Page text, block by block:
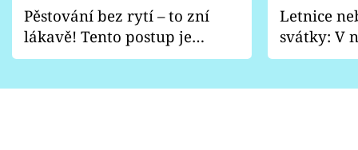
Pěstování bez rytí – to zní
lákavě! Tento postup je
vhodný jen pro některé
Letnice
svátky: V
pondělí